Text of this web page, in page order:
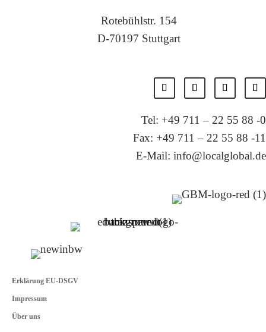
Rotebühlstr. 154
D-70197 Stuttgart
Tel: +49 711 – 22 55 88 -0
Fax: +49 711 – 22 55 88 -11
E-Mail: info@localglobal.de
Erklärung EU-DSGV
Impressum
Über uns